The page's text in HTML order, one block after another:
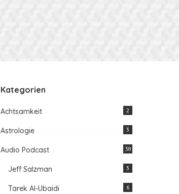
Kategorien
Achtsamkeit 2
Astrologie 3
Audio Podcast 38
Jeff Salzman 3
Tarek Al-Ubaidi 6